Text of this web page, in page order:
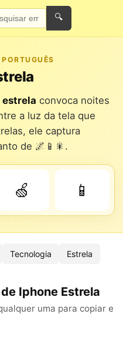
🔍
estrela convoca noites
a luz da tela que
ele captura
de 🌌📱🎇.
🍏 📱
Tecnologia Estrela
Iphone Estrela
uma para copiar e